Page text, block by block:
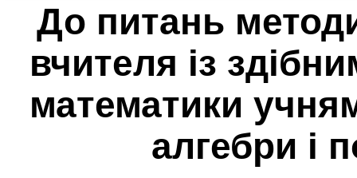
До питань
вчителя із
математики
алгебри і